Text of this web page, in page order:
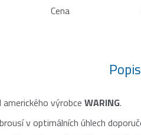
Cena
amerického výrobce WARING.
v optimálních úhlech